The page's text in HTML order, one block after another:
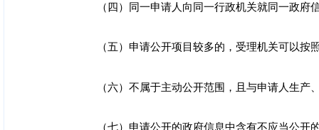
（四）同一申请人向同一行政机关就同一政
（五）申请公开项目较多的，受理机关可以
（六）不属于主动公开范围，且与申请人生
（七）申请公开的政府信息中含有不应当公